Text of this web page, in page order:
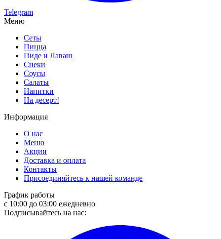
Telegram
Меню
Сеты
Пицца
Пиде и Лаваш
Снеки
Соусы
Салаты
Напитки
На десерт!
Информация
О нас
Меню
Акции
Доставка и оплата
Контакты
Присоединяйтесь к нашей команде
График работы
с 10:00 до 03:00 ежедневно
Подписывайтесь на нас: